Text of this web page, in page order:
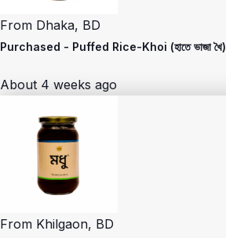
From Dhaka, BD
Purchased - Puffed Rice-Khoi (হাতে ভাজা খৈ)
About 4 weeks ago
From Khilgaon, BD